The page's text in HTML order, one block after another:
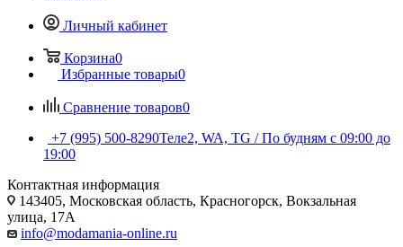
Личный кабинет
Корзина0
Избранные товары0
Сравнение товаров0
+7 (995) 500-8290Теле2, WA, TG / По будням c 09:00 до
19:00
Контактная информация
143405, Московская область, Красногорск, Вокзальная
улица, 17А
info@modamania-online.ru